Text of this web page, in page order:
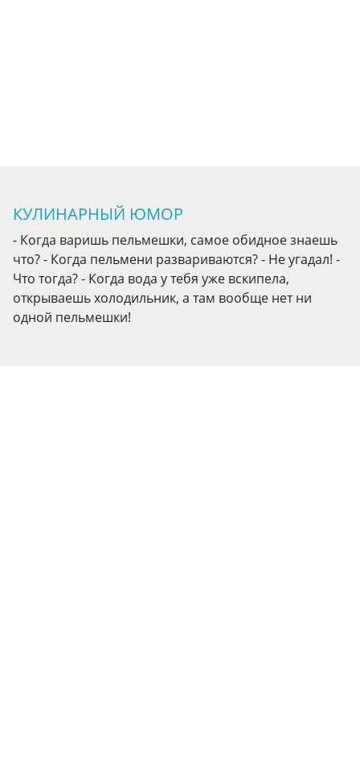
КУЛИНАРНЫЙ ЮМОР
- Когда варишь пельмешки, самое обидное знаешь
что? - Когда пельмени развариваются? - Не угадал! -
Что тогда? - Когда вода у тебя уже вскипела,
открываешь холодильник, а там вообще нет ни
одной пельмешки!